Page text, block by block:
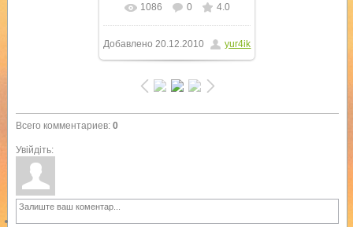
В реальном размере
768x1024/ 426.1Kb
1086 0 4.0
Добавлено 20.12.2010 yur4ik
Всего комментариев: 0
Увійдіть: